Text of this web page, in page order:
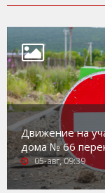
Движение на
дома № 66
05-авг, 09:39